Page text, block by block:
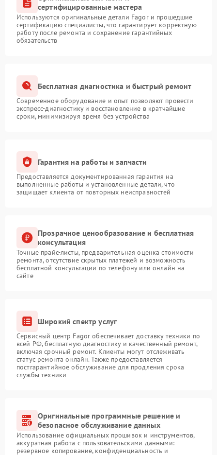
сертифицированные мастера
Используются оригинальные детали Fagor и прошедшие
сертификацию специалисты, что гарантирует корректную
работу после ремонта и сохранение гарантийных
обязательств
Бесплатная диагностика и быстрый ремонт
Современное оборудование и опыт позволяют провести
экспресс-диагностику и восстановление в кратчайшие
сроки, минимизируя время без устройства
Гарантия на работы и запчасти
Предоставляется документированная гарантия на
выполненные работы и установленные детали, что
защищает клиента от повторных неисправностей
Прозрачное ценообразование и бесплатная
консультация
Точные прайс-листы, предварительная оценка стоимости
ремонта, отсутствие скрытых платежей и возможность
бесплатной консультации по телефону или онлайн на
сайте
Широкий спектр услуг
Сервисный центр Fagor обеспечивает доставку техники по
всей РФ, бесплатную диагностику и качественный ремонт,
включая срочный ремонт. Клиенты могут отслеживать
статус ремонта онлайн. Также предоставляется
постгарантийное обслуживание для продления срока
службы техники
Оригинальные программные решение и
безопасное обслуживание данных
Использование официальных прошивок и инструментов,
аккуратная работа с пользовательскими данными:
резервное копирование, конфиденциальность и